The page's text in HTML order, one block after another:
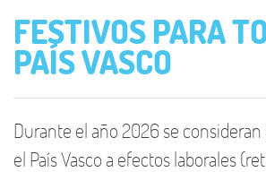
FESTIVOS PARA
PAÍS VASCO
Durante el año 2026 se
el País Vasco a efectos laborales